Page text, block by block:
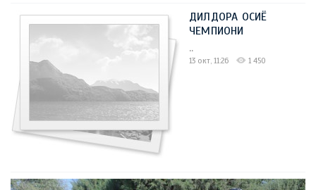
ДИЛДОРА ОСИЁ
ЧЕМПИОНИ
..
13 окт, 11:26 1 450